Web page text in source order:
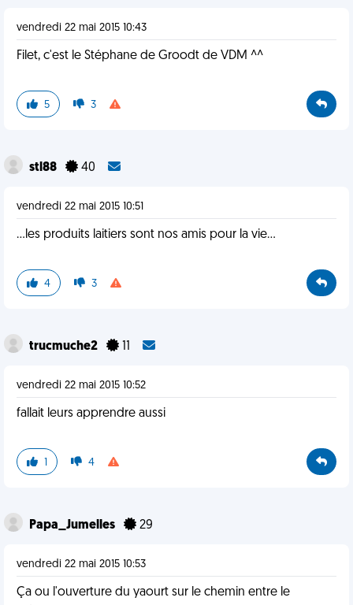
vendredi 22 mai 2015 10:43
Filet, c'est le Stéphane de Groodt de VDM ^^
5 3
stl88 40
vendredi 22 mai 2015 10:51
...les produits laitiers sont nos amis pour la vie...
4 3
trucmuche2
vendredi 22 mai 2015 10:52
fallait leurs apprendre aussi
1 4
Papa_Jumelles 29
vendredi 22 mai 2015 10:53
Ça ou l'ouverture du yaourt sur le chemin entre le